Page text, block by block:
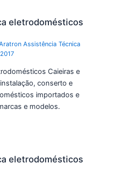
eletrodomésticos
Assistência Técnica
Caieiras e
conserto e
importados e
e modelos.
eletrodomésticos